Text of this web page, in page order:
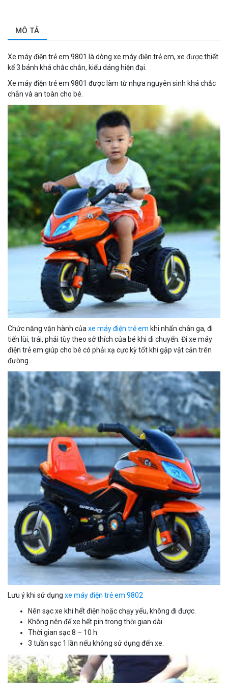
MÔ TẢ
Xe máy điện trẻ em 9801 là dòng xe máy điện trẻ em, xe được thiết
kế 3 bánh khá chắc chắn, kiểu dáng hiện đại.
Xe máy điện trẻ em 9801 được làm từ nhựa nguyên sinh khá chắc
chắn và an toàn cho bé.
Chức năng vận hành củaxe máy điện trẻ em khi nhấn chân ga, đi
tiến lùi, trái, phải tùy theo sở thích của bé khi di chuyển. Đi xe máy
điện trẻ em giúp cho bé có phải xạ cực kỳ tốt khi gập vật cản trên
đường.
Lưu ý khi sử dụng xe máy điện trẻ em 9802
Nên sạc xe khi hết điện hoặc chạy yếu, không đi được.
Không nên để xe hết pin trong thời gian dài.
Thời gian sạc 8 – 10 h
3 tuần sạc 1 lần nếu không sử dụng đến xe.